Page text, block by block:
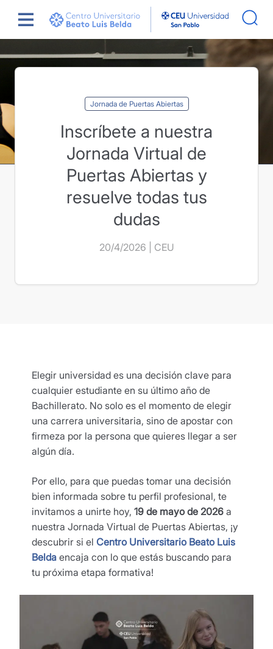
contenido
Actualidad
Inscríbete a nuestra Jornada Virtual
Puertas Abiertas y resuelve todas
Jornada de Puertas Abiertas
Inscríbete a nuestra
Jornada Virtual de
Puertas Abiertas y
resuelve todas tus
dudas
20/4/2026 | CEU
Elegir universidad es una decisión clave para
cualquier estudiante en su último año de
Bachillerato. No solo es el momento de elegir
una carrera universitaria, sino de apostar con
firmeza por la persona que quieres llegar a ser
algún día.
Por ello, para que puedas tomar una decisión
bien informada sobre tu perfil profesional, te
invitamos a unirte hoy, 19 de mayo de 2026 a
nuestra Jornada Virtual de Puertas Abiertas, ¡y
descubrir si el Centro Universitario Beato Luis
Belda encaja con lo que estás buscando para
tu próxima etapa formativa!